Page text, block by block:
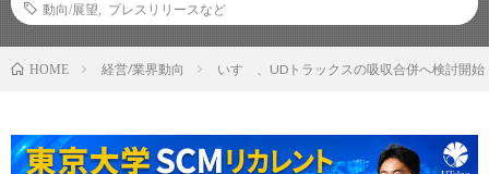
動向/展望
プレスリリースなど
HOME 経営/業界動向 いすゞ、UDトラックスの吸収合併へ検討開始